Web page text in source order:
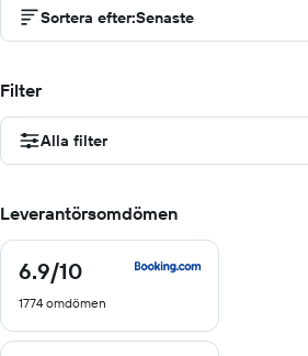
Sortera efter:Senaste
Filter
Alla filter
Leverantörsomdömen
6.9/10
6.9
10
1774 omdömen